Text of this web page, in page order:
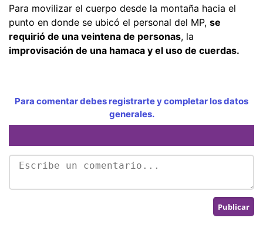
Para movilizar el cuerpo desde la montaña hacia el
punto en donde se ubicó el personal del MP, se
requirió de una veintena de personas, la
improvisación de una hamaca y el uso de cuerdas.
Para comentar debes registrarte y completar los datos
generales.